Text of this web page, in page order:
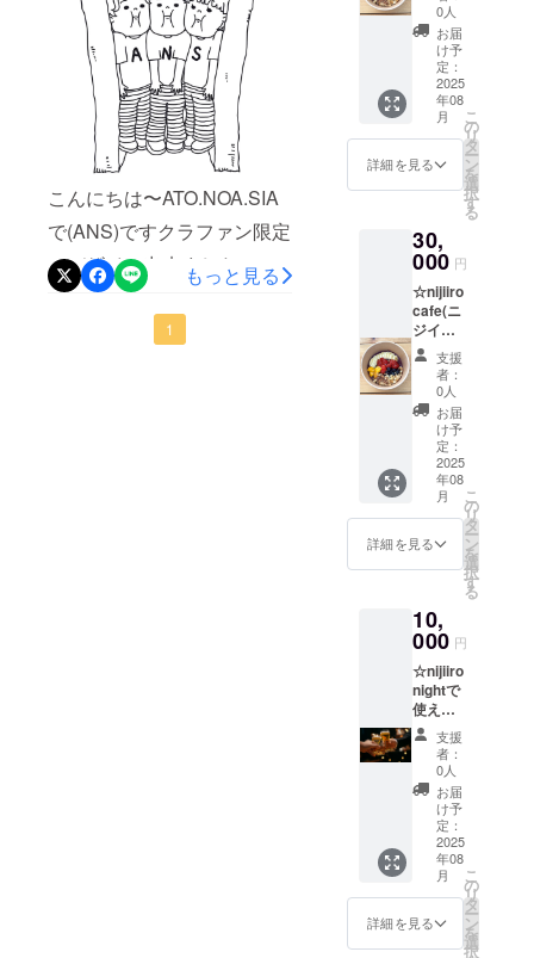
な想いで、このクラウド
ファンディングにも挑戦し
ています。ご支援いただい
た方には、心を込めたリ
ターンをお届けしたいと
思っています。どうか、私
の初めての挑戦を、あたた
かく見守っていただけたら
嬉しいです。よろしくお願
いいたします。
こんにちは〜ATO.NOA.SIA
で(ANS)ですクラファン限定
のデザイン出来ました。セ
ンス抜群の義理の姉が描い
てくれました。そして私は
もっと見る
1
曜日定
休日）
※お釣り
はでま
せん。
現金化
もでき
ませ
ん。 ※
3月末ま
で
お店で
管理さ
せてい
ただき
ます。
店頭で
ご支援
した旨
をお知
所：姫
路市神
子岡前
4-11-1
営業時
間：11
時〜18
時（不
定休）
※お釣り
はでま
せん。
現金化
もでき
ませ
ん。 ※
有効期
で
11,000
円チ
ケット
（1,000
円お
得！）
nijiiro
cafe(ニ
ジイロ
カフェ)
る
11,000
円分チ
ケット
です。
チケッ
トの発
送はご
ざいま
せん。
お店で
管理さ
せてい
ただき
ます。
店頭で
ご支援
ださ
い。 住
所：姫
路市神
子岡前
4-11-1
営業時
間：11
時〜18
時（不
定休）
※お釣り
はでま
せん。
現金化
もでき
ませ
0人
お届
け予
定：
2025
年08
月
詳細を見る
こ
の
リ
タ
ー
ン
を
選
択
す
る
30,
000 円
☆nijiiro
cafe(ニ
ジイロ
カフェ)
で使え
33,000
円チ
ケット
（3,000
円お
得！）
nijiiro
cafe(ニ
ジイロ
カフェ)
る
33,000
円分チ
ケット
です。
チケッ
トの発
送はご
ざいま
せん。
お店で
管理さ
せてい
ただき
ます。
店頭で
ご支援
支援
者：
0人
お届
け予
定：
2025
年08
月
詳細を見る
こ
の
リ
タ
ー
ン
を
選
択
す
る
10,
000 円
☆nijiiro
nightで
使える
11,000
円チ
ケット
（1,000
円お
得！）
nijiiro
nightで
使える
11,000
円分チ
ケット
支援
者：
0人
お届
け予
定：
2025
年08
月
詳細を見る
こ
の
リ
タ
ー
ン
を
選
択